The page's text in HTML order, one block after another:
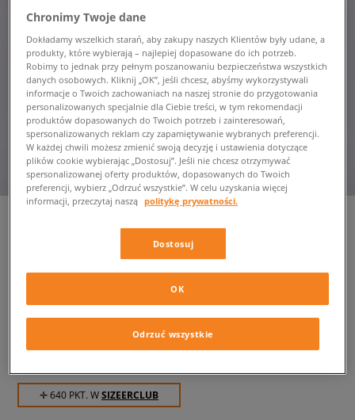
SAUCONY TRIUMPH 4 OG
damskie, sneakersy
639,99 zł
679,99 zł
✛ 640 PKT. WSIZEERCLUB
Chronimy Twoje dane
Dokładamy wszelkich starań, aby zakupy naszych Klientów były udane, a
produkty, które wybierają – najlepiej dopasowane do ich potrzeb.
Robimy to jednak przy pełnym poszanowaniu bezpieczeństwa wszystkich
danych osobowych. Kliknij „OK”, jeśli chcesz, abyśmy wykorzystywali
informacje o Twoich zachowaniach na naszej stronie do przygotowania
personalizowanych specjalnie dla Ciebie treści, w tym rekomendacji
produktów dopasowanych do Twoich potrzeb i zainteresowań,
spersonalizowanych reklam czy zapamiętywanie wybranych preferencji.
W każdej chwili możesz zmienić swoją decyzję i ustawienia dotyczące
plików cookie wybierając „Dostosuj”. Jeśli nie chcesz otrzymywać
spersonalizowanej oferty produktów, dopasowanych do Twoich
preferencji, wybierz „Odrzuć wszystkie”. W celu uzyskania więcej
informacji, przeczytaj naszą politykę prywatności.
Dostosuj
Odrzuć wszystkie
OK